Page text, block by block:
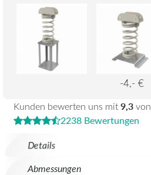
Details
Abmessungen
Kunden bewerten uns mit9,3von
2238 Bewertungen
-4,- €